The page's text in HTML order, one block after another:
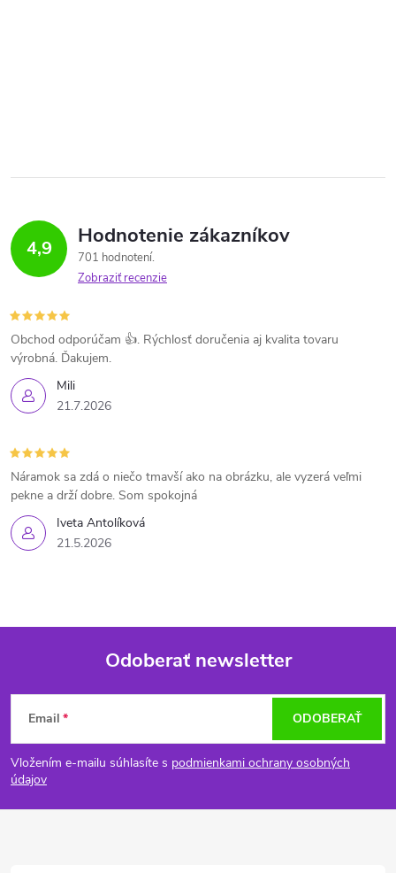
4,9 Hodnotenie zákazníkov
701 hodnotení
Zobraziť recenzie
Mili
21.7.2026
Obchod odporúčam 👍. Rýchlosť doručenia aj kvalita tovaru
výrobná. Ďakujem.
Iveta Antolíková
21.5.2026
Náramok sa zdá o niečo tmavší ako na obrázku, ale vyzerá veľmi
pekne a drží dobre. Som spokojná
Z
á
p
Odoberať newsletter
Email
Vložením e-mailu súhlasíte s podmienkami ochrany osobných
údajov
ODOBERAŤ